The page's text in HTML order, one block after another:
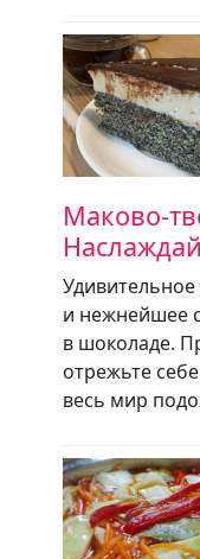
Маково-
и нежнейшее
в шоколаде.
отрежьте
весь мир